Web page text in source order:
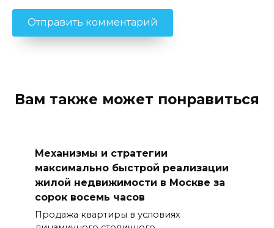
Вам также может понравиться
Механизмы и стратегии
максимально быстрой реализации
жилой недвижимости в Москве за
сорок восемь часов
Продажа квартиры в условиях